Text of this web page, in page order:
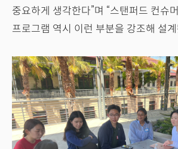
중요하게 생각한다”며 “스탠퍼드 컨슈
프로그램 역시 이런 부분을 강조해 설